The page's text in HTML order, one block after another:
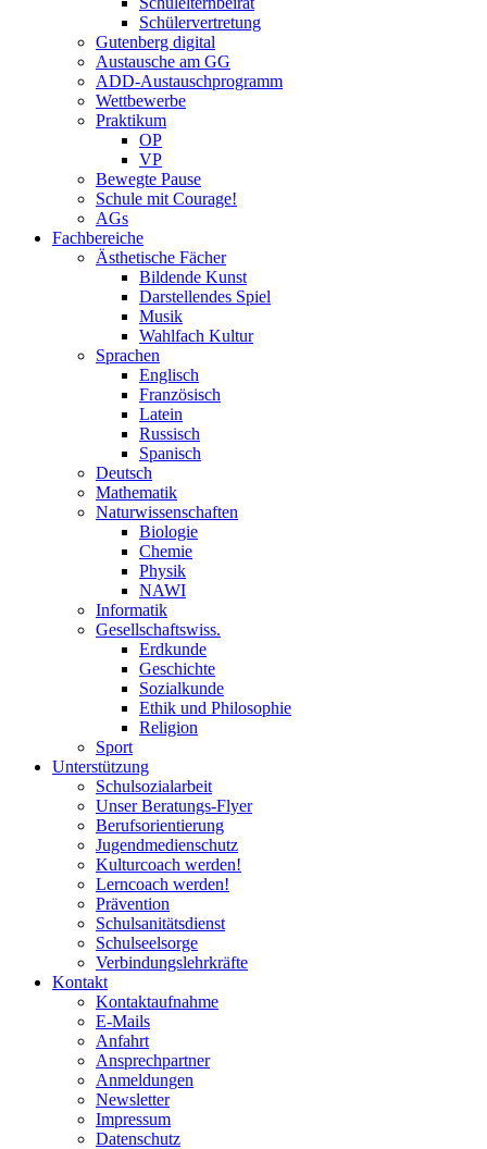
Schülervertretung
Gutenberg digital
Austausche am GG
ADD-Austauschprogramm
Wettbewerbe
Praktikum
OP
VP
Bewegte Pause
Schule mit Courage!
AGs
Fachbereiche
Ästhetische Fächer
Bildende Kunst
Darstellendes Spiel
Musik
Wahlfach Kultur
Sprachen
Englisch
Französisch
Latein
Russisch
Spanisch
Deutsch
Mathematik
Naturwissenschaften
Biologie
Chemie
Physik
NAWI
Informatik
Gesellschaftswiss.
Erdkunde
Geschichte
Sozialkunde
Ethik und Philosophie
Religion
Sport
Unterstützung
Schulsozialarbeit
Unser Beratungs-Flyer
Berufsorientierung
Jugendmedienschutz
Kulturcoach werden!
Lerncoach werden!
Prävention
Schulsanitätsdienst
Schulseelsorge
Verbindungslehrkräfte
Kontakt
Kontaktaufnahme
E-Mails
Anfahrt
Ansprechpartner
Anmeldungen
Newsletter
Impressum
Datenschutz